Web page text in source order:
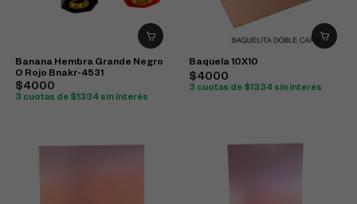
Banana Hembra Grande Negro
O Rojo Bnakr-4531
$4000
3 cuotas de $1334 sin interés
Baquela 10X10
$4000
3 cuotas de $1334 sin interés